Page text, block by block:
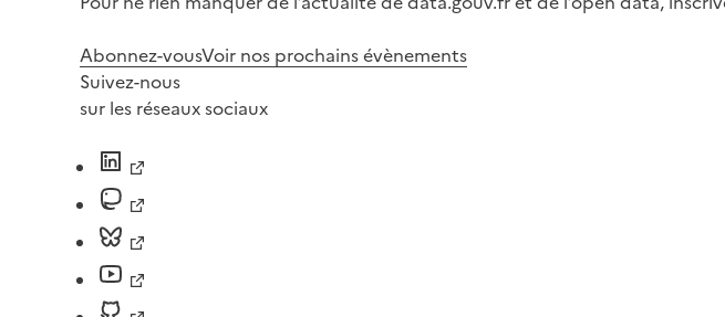
Abonnez-vousVoir nos prochains évènements
Suivez-nous
sur les réseaux sociaux